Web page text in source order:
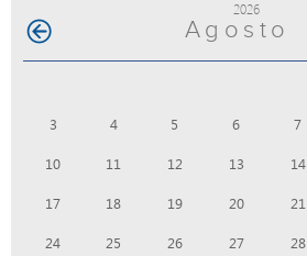
2026
Agosto
3 4 5 6 7
10 11 12 13 14
17 18 19 20 21
24 25 26 27 28